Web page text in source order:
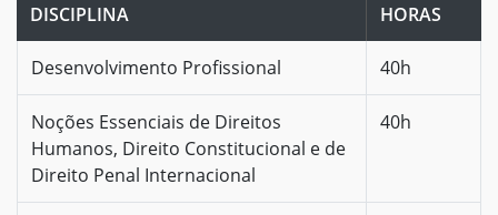
DISCIPLINA HORAS
Desenvolvimento Profissional 40h
Noções Essenciais de Direitos
Humanos, Direito Constitucional e de
Direito Penal Internacional
40h